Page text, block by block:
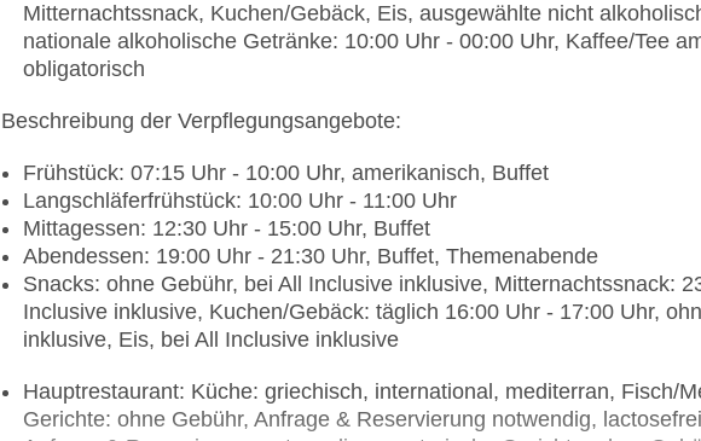
Mitternachtssnack, Kuchen/Gebäck, Eis, ausgewählte nicht
nationale alkoholische Getränke: 10:00 Uhr - 00:00 Uhr, Kaffee/Tee
obligatorisch
Beschreibung der Verpflegungsangebote:
Frühstück: 07:15 Uhr - 10:00 Uhr, amerikanisch, Buffet
Langschläferfrühstück: 10:00 Uhr - 11:00 Uhr
Mittagessen: 12:30 Uhr - 15:00 Uhr, Buffet
Abendessen: 19:00 Uhr - 21:30 Uhr, Buffet, Themenabende
Snacks: ohne Gebühr, bei All Inclusive inklusive, Mitternachtssnack:
Inclusive inklusive, Kuchen/Gebäck: täglich 16:00 Uhr - 17:00 Uhr,
inklusive, Eis, bei All Inclusive inklusive
Hauptrestaurant: Küche: griechisch, international, mediterran, Fisch/
Gerichte: ohne Gebühr, Anfrage & Reservierung notwendig,